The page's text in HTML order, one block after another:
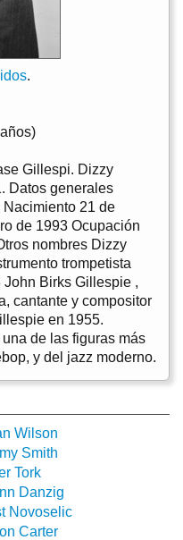
.
Gillespi. Dizzy
Datos generales
21 de
de 1993 Ocupación
nombres Dizzy
trompetista
Birks Gillespie ,
cantante y compositor
en 1955.
de las figuras más
y del jazz moderno.
Wilson
Smith
Tork
Danzig
Novoselic
Carter